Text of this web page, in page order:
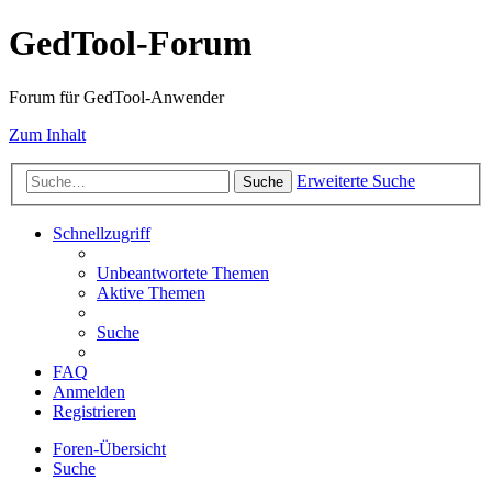
GedTool-Forum
Forum für GedTool-Anwender
Zum Inhalt
Suche Erweiterte Suche
Schnellzugriff
Unbeantwortete Themen
Aktive Themen
Suche
FAQ
Anmelden
Registrieren
Foren-Übersicht
Suche